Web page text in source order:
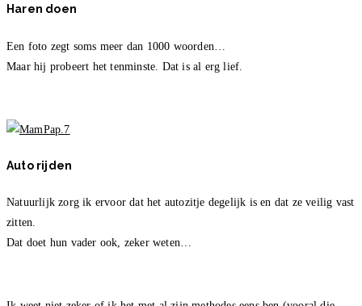
Haren doen
Een foto zegt soms meer dan 1000 woorden…
Maar hij probeert het tenminste. Dat is al erg lief.
Auto rijden
Natuurlijk zorg ik ervoor dat het autozitje degelijk is en dat ze veilig vast
zitten.
Dat doet hun vader ook, zeker weten…